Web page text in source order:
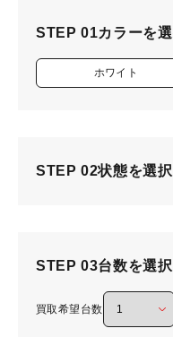
STEP 01カラーを
ホワイト
STEP 02状態を選
STEP 03台数を選
買取希望台数